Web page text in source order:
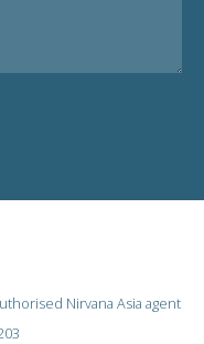
Nirvana Asia agent